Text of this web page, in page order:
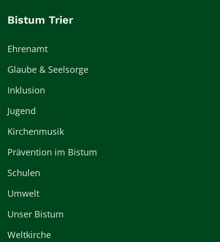
Bistum Trier
Ehrenamt
Glaube & Seelsorge
Inklusion
Jugend
Kirchenmusik
Prävention im Bistum
Schulen
Umwelt
Unser Bistum
Weltkirche